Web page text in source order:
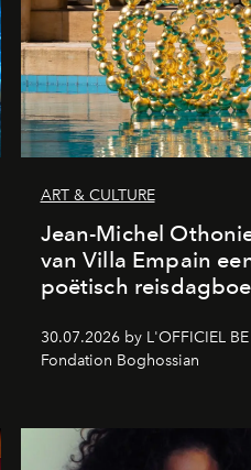
ART & CULTURE
Jean-Michel
van Villa Empain
poëtisch
30.07.2026 by L'OFFICIEL
Fondation Boghossian